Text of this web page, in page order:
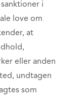
i
love om
at
eller anden
undtagen
som